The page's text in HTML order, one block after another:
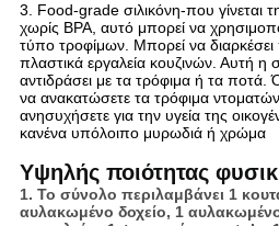
3. Food-grade σιλικόνη-που γίνεται
χωρίς BPA, αυτό μπορεί να
τύπο τροφίμων. Μπορεί να
πλαστικά εργαλεία κουζινών. Αυτή η
αντιδράσει με τα τρόφιμα ή τα ποτά.
να ανακατώσετε τα τρόφιμα
ανησυχήσετε για την υγεία της
κανένα υπόλοιπο μυρωδιά ή χρώμα
Υψηλής ποιότητας
1. Το σύνολο περιλαμβάνει 1
αυλακωμένο δοχείο, 1